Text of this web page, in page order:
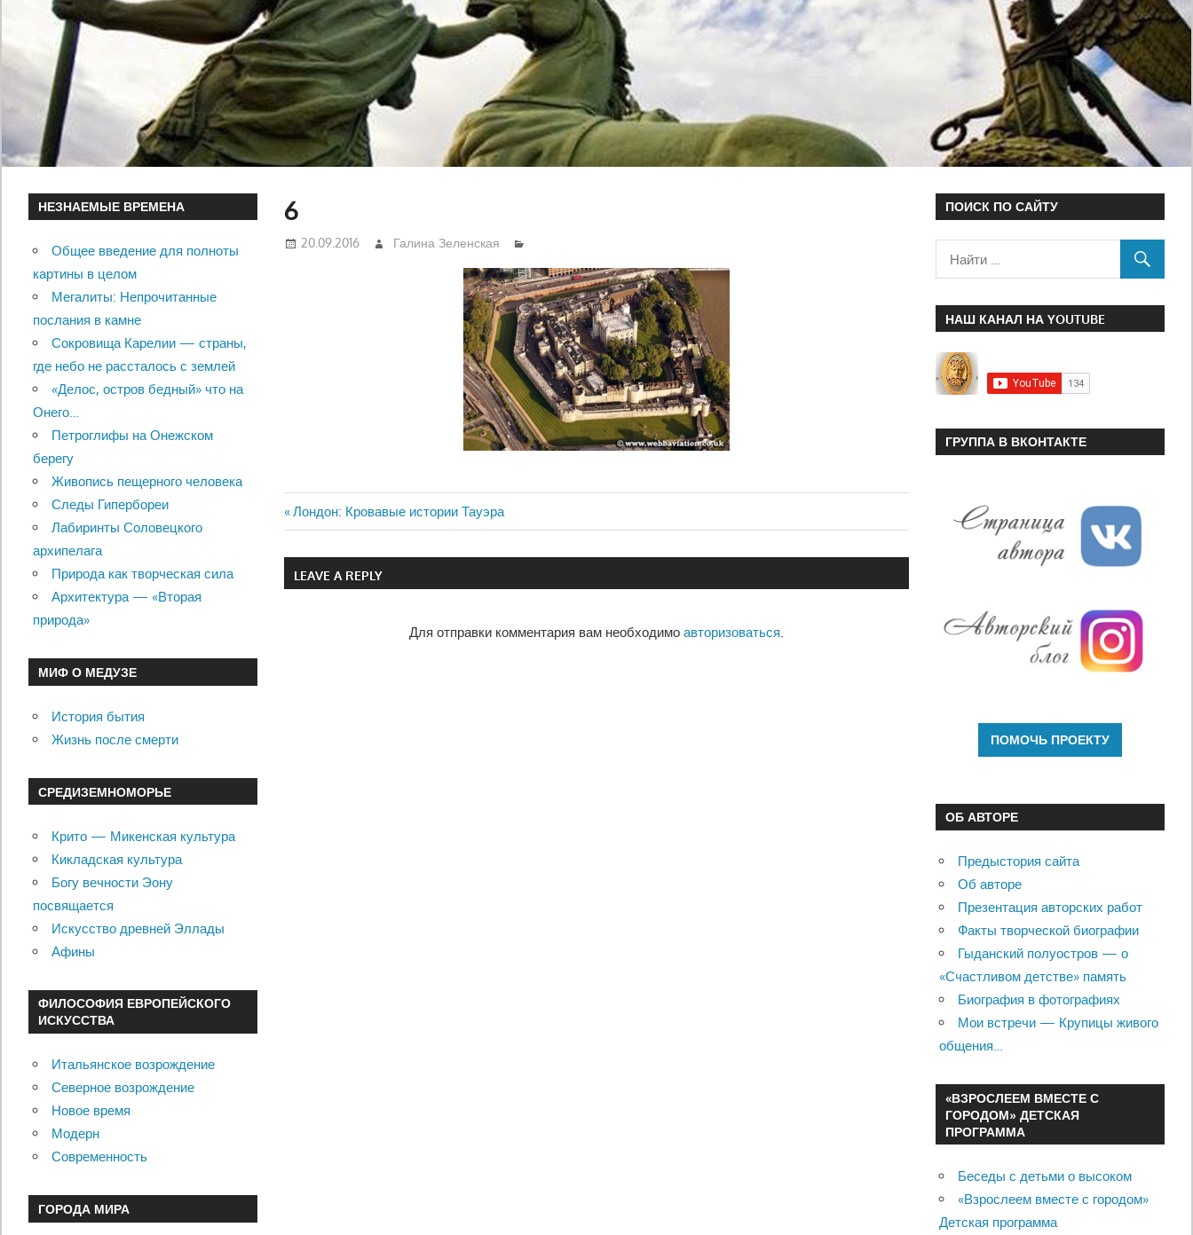
6
20.09.2016 Галина Зеленская
Навигация
по
Previous
Post:
Лондон: Кровавые истории Тауэра
LEAVE A REPLY
Для отправки комментария вам необходимо авторизоваться.
НЕЗНАЕМЫЕ ВРЕМЕНА
Общее введение для полноты
картины в целом
Мегалиты: Непрочитанные
послания в камне
Сокровища Карелии — страны,
где небо не рассталось с землей
«Делос, остров бедный» что на
Онего…
Петроглифы на Онежском
берегу
Живопись пещерного человека
Следы Гипербореи
Лабиринты Соловецкого
архипелага
Природа как творческая сила
Архитектура — «Вторая
природа»
МИФ О МЕДУЗЕ
История бытия
Жизнь после смерти
СРЕДИЗЕМНОМОРЬЕ
Крито — Микенская культура
Кикладская культура
Богу вечности Эону
посвящается
Искусство древней Эллады
Афины
ФИЛОСОФИЯ ЕВРОПЕЙСКОГО
ИСКУССТВА
Итальянское возрождение
Северное возрождение
Новое время
Модерн
Современность
ГОРОДА МИРА
ПОИСК ПО САЙТУ
НАШ КАНАЛ НА YOUTUBE
ГРУППА В ВКОНТАКТЕ
ОБ АВТОРЕ
Предыстория сайта
Об авторе
Презентация авторских работ
Факты творческой биографии
Гыданский полуостров — о
«Счастливом детстве» память
Биография в фотографиях
Мои встречи — Крупицы живого
общения…
«ВЗРОСЛЕЕМ ВМЕСТЕ С
ГОРОДОМ» ДЕТСКАЯ
ПРОГРАММА
Беседы с детьми о высоком
«Взрослеем вместе с городом»
Детская программа